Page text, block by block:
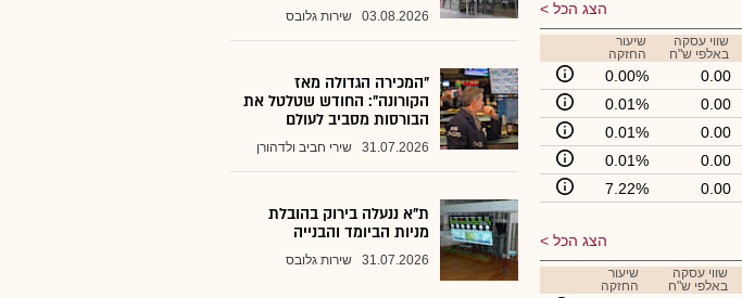
הצג הכל
שווי עסקה
באלפי ש"ח
שיעור
החזקה
0.00
0.00%
0.00
0.01%
0.00
0.01%
0.00
0.01%
0.00
7.22%
הצג הכל
שווי עסקה
באלפי ש"ח
שיעור
החזקה
03.08.2026 שירות גלובס
"המכירה הגדולה מאז
הקורונה": החודש שטלטל את
הבורסות מסביב לעולם
31.07.2026 שירי חביב ולדהורן
ת"א ננעלה בירוק בהובלת
מניות הביומד והבנייה
31.07.2026 שירות גלובס